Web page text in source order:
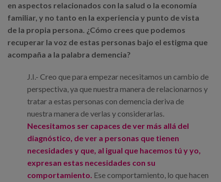
en aspectos relacionados con la salud o la economía
familiar, y no tanto en la experiencia y punto de vista
de la propia persona. ¿Cómo crees que podemos
recuperar la voz de estas personas bajo el estigma que
acompaña a la palabra demencia?
J.I.- Creo que para empezar necesitamos un cambio de
perspectiva, ya que nuestra manera de relacionarnos y
tratar a estas personas con demencia deriva de
nuestra manera de verlas y considerarlas.
Necesitamos ser capaces de ver más allá del
diagnóstico, de ver a personas que tienen
necesidades y que, al igual que hacemos tú y yo,
expresan estas necesidades con su
comportamiento. Ese comportamiento, lo que hacen